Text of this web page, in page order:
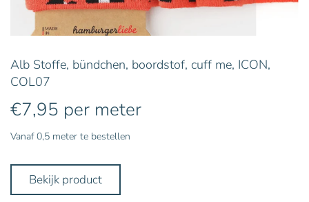
Alb Stoffe, bündchen, boordstof, cuff me, ICON,
COL07
€7,95 per meter
Vanaf 0,5 meter te bestellen
Bekijk product